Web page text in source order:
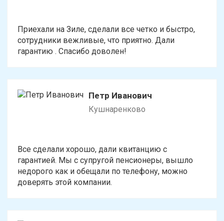
Приехали на Зиле, сделали все четко и быстро,
сотрудники вежливые, что приятно. Дали
гарантию . Спасибо доволен!
Петр Иванович
Кушнаренково
Все сделали хорошо, дали квитанцию с
гарантией. Мы с супругой пенсионеры, вышло
недорого как и обещали по телефону, можно
доверять этой компании.